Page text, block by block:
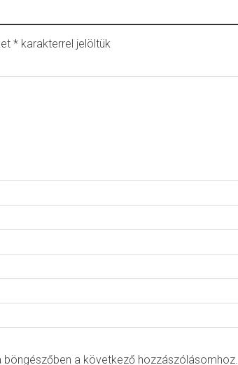
* karakterrel jelöltük
a következő hozzászólásomhoz.